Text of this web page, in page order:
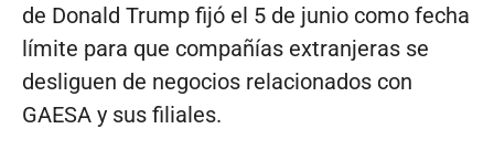
de Donald Trump fijó el 5 de junio como fecha
límite para que compañías extranjeras se
desliguen de negocios relacionados con
GAESA y sus filiales.